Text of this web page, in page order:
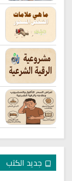
جديد الكتب